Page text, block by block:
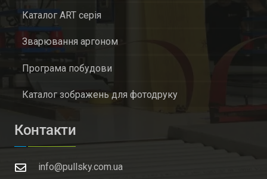
Каталог ART серія
Зварювання аргоном
Програма побудови
Каталог зображень для фотодруку
Контакти
info@pullsky.com.ua